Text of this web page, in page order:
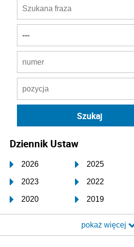
Dziennik Ustaw
2026 2025
2023 2022
2020 2019
2017 2016
2014 2013
pokaż więcej